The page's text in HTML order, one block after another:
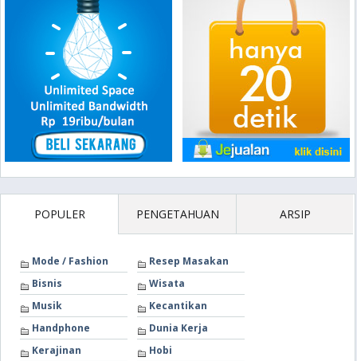
POPULER PENGETAHUAN ARSIP
Mode / Fashion
Resep Masakan
Bisnis
Wisata
Musik
Kecantikan
Handphone
Dunia Kerja
Kerajinan
Hobi